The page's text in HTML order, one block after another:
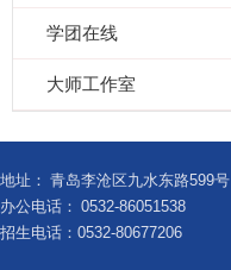
学团在线
大师工作室
地址： 青岛李沧区九水东路599号
办公电话： 0532-86051538
招生电话：0532-80677206